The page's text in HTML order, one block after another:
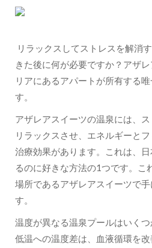
リラックスしてストレスを解消
きた後に何が必要ですか？アザ
リアにあるアパートが所有する
す。
アザレアスイーツの温泉には、
リラックスさせ、エネルギーと
治療効果があります。これは、
るのに好きな方法の1つです。こ
場所であるアザレアスイーツで
す。
温度が異なる温泉プールはいく
低温への温度差は、血液循環を